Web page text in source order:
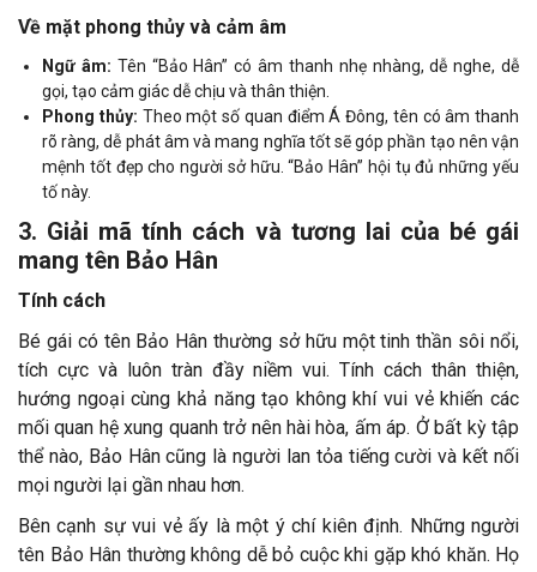
Về mặt phong thủy và cảm âm
Ngữ âm: Tên “Bảo Hân” có âm thanh nhẹ nhàng, dễ nghe, dễ
gọi, tạo cảm giác dễ chịu và thân thiện.
Phong thủy: Theo một số quan điểm Á Đông, tên có âm thanh
rõ ràng, dễ phát âm và mang nghĩa tốt sẽ góp phần tạo nên vận
mệnh tốt đẹp cho người sở hữu. “Bảo Hân” hội tụ đủ những yếu
tố này.
3. Giải mã tính cách và tương lai của bé gái
mang tên Bảo Hân
Tính cách
Bé gái có tên Bảo Hân thường sở hữu một tinh thần sôi nổi,
tích cực và luôn tràn đầy niềm vui. Tính cách thân thiện,
hướng ngoại cùng khả năng tạo không khí vui vẻ khiến các
mối quan hệ xung quanh trở nên hài hòa, ấm áp. Ở bất kỳ tập
thể nào, Bảo Hân cũng là người lan tỏa tiếng cười và kết nối
mọi người lại gần nhau hơn.
Bên cạnh sự vui vẻ ấy là một ý chí kiên định. Những người
tên Bảo Hân thường không dễ bỏ cuộc khi gặp khó khăn. Họ